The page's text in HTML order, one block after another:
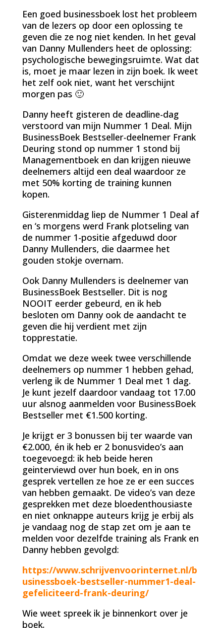
Een goed businessboek lost het probleem
van de lezers op door een oplossing te
geven die ze nog niet kenden. In het geval
van Danny Mullenders heet de oplossing:
psychologische bewegingsruimte. Wat dat
is, moet je maar lezen in zijn boek. Ik weet
het zelf ook niet, want het verschijnt
morgen pas 🙂
Danny heeft gisteren de deadline-dag
verstoord van mijn Nummer 1 Deal. Mijn
BusinessBoek Bestseller-deelnemer Frank
Deuring stond op nummer 1 stond bij
Managementboek en dan krijgen nieuwe
deelnemers altijd een deal waardoor ze
met 50% korting de training kunnen
kopen.
Gisterenmiddag liep de Nummer 1 Deal af
en ‘s morgens werd Frank plotseling van
de nummer 1-positie afgeduwd door
Danny Mullenders, die daarmee het
gouden stokje overnam.
Ook Danny Mullenders is deelnemer van
BusinessBoek Bestseller. Dit is nog
NOOIT eerder gebeurd, en ik heb
besloten om Danny ook de aandacht te
geven die hij verdient met zijn
topprestatie.
Omdat we deze week twee verschillende
deelnemers op nummer 1 hebben gehad,
verleng ik de Nummer 1 Deal met 1 dag.
Je kunt jezelf daardoor vandaag tot 17.00
uur alsnog aanmelden voor BusinessBoek
Bestseller met €1.500 korting.
Je krijgt er 3 bonussen bij ter waarde van
€2.000, én ik heb er 2 bonusvideo’s aan
toegevoegd: ik heb beide heren
geinterviewd over hun boek, en in ons
gesprek vertellen ze hoe ze er een succes
van hebben gemaakt. De video’s van deze
gesprekken met deze bloedenthousiaste
en niet onknappe auteurs krijg je erbij als
je vandaag nog de stap zet om je aan te
melden voor dezelfde training als Frank en
Danny hebben gevolgd:
https://www.schrijvenvoorinternet.nl/b
usinessboek-bestseller-nummer1-deal-
gefeliciteerd-frank-deuring/
Wie weet spreek ik je binnenkort over je
boek.